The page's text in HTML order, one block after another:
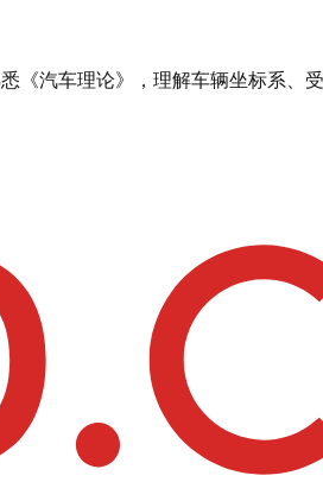
汽车理论》，理解车辆坐标系、